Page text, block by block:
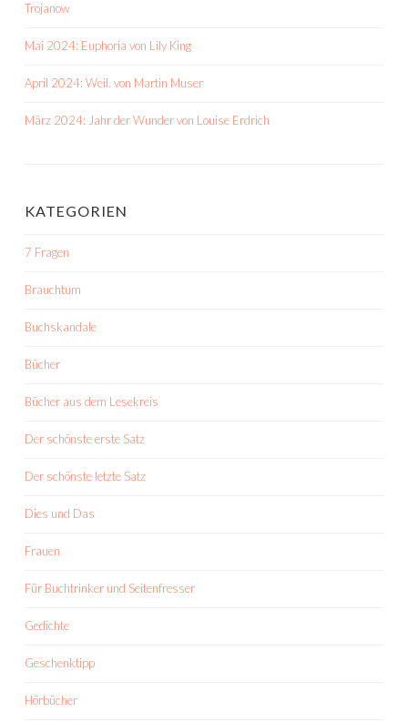
Trojanow
Mai 2024: Euphoria von Lily King
April 2024: Weil. von Martin Muser
März 2024: Jahr der Wunder von Louise Erdrich
KATEGORIEN
7 Fragen
Brauchtum
Buchskandale
Bücher
Bücher aus dem Lesekreis
Der schönste erste Satz
Der schönste letzte Satz
Dies und Das
Frauen
Für Buchtrinker und Seitenfresser
Gedichte
Geschenktipp
Hörbücher